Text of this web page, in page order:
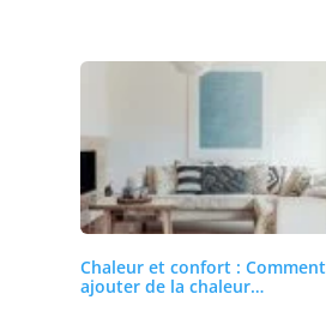
Chaleur et confort : Comment
ajouter de la chaleur…